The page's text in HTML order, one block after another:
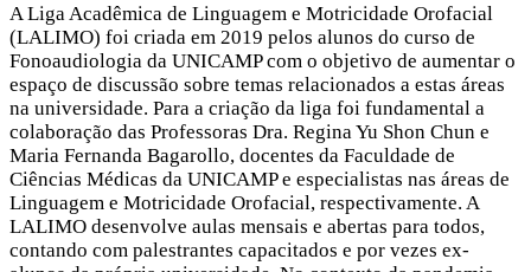
A Liga Acadêmica de Linguagem e Motricidade Orofacial
(LALIMO) foi criada em 2019 pelos alunos do curso de
Fonoaudiologia da UNICAMP com o objetivo de aumentar o
espaço de discussão sobre temas relacionados a estas áreas
na universidade. Para a criação da liga foi fundamental a
colaboração das Professoras Dra. Regina Yu Shon Chun e
Maria Fernanda Bagarollo, docentes da Faculdade de
Ciências Médicas da UNICAMP e especialistas nas áreas de
Linguagem e Motricidade Orofacial, respectivamente. A
LALIMO desenvolve aulas mensais e abertas para todos,
contando com palestrantes capacitados e por vezes ex-